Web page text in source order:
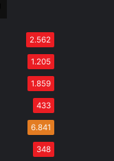
2.562
1.205
1.859
433
6.841
348